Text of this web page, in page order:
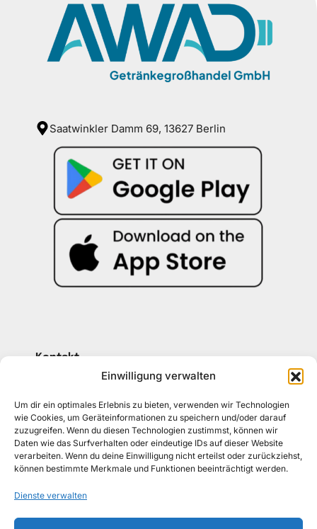
Einwilligung verwalten
Um dir ein optimales Erlebnis zu bieten, verwenden wir Technologien
wie Cookies, um Geräteinformationen zu speichern und/oder darauf
zuzugreifen. Wenn du diesen Technologien zustimmst, können wir
Daten wie das Surfverhalten oder eindeutige IDs auf dieser Website
verarbeiten. Wenn du deine Einwilligung nicht erteilst oder zurückziehst,
können bestimmte Merkmale und Funktionen beeinträchtigt werden.
Dienste verwalten
Saatwinkler Damm 69, 13627 Berlin
Kontakt
030 30 34 22 77
Unsere Richtlinien
ALLGEMEINE GESCHÄFTSBEDINGUNGEN
WIDERRUFSBELEHRUNG